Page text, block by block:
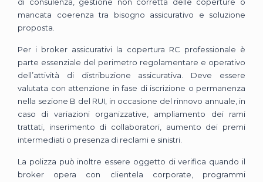
mancata coerenza tra bisogno assicurativo e soluzione
proposta.
Per i broker assicurativi la copertura RC professionale è
parte essenziale del perimetro regolamentare e operativo
dell’attività di distribuzione assicurativa. Deve essere
valutata con attenzione in fase di iscrizione o permanenza
nella sezione B del RUI, in occasione del rinnovo annuale, in
caso di variazioni organizzative, ampliamento dei rami
trattati, inserimento di collaboratori, aumento dei premi
intermediati o presenza di reclami e sinistri.
La polizza può inoltre essere oggetto di verifica quando il
broker opera con clientela corporate, programmi